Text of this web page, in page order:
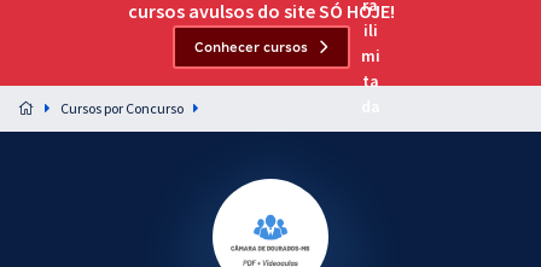
Preparação completa e intensiva para as principais
residências em saúde do Brasil
cursos avulsos do site SÓ HOJE!
Conhecer cursos
Cursos por Concurso